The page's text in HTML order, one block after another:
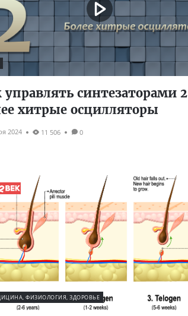
управлять синтезаторами
хитрые осцилляторы
2024 11 506 0
ФИЗИОЛОГИЯ, ЗДОРОВЬЕ